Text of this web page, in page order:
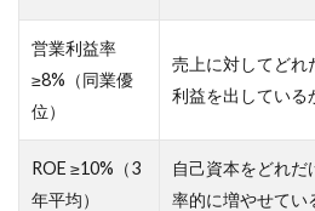
営業利益率
≥8%（同業優
位）
売上に対してどれ
利益を出している
ROE ≥10%（3
年平均）
自己資本をどれだ
率的に増やせてい